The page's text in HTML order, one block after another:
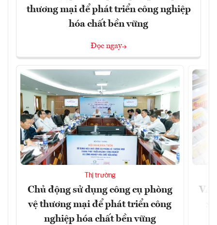
thương mại để phát triển công nghiệp
hóa chất bền vững
Đọc ngay
Thị trường
Chủ động sử dụng công cụ phòng
vệ thương mại để phát triển công
nghiệp hóa chất bền vững